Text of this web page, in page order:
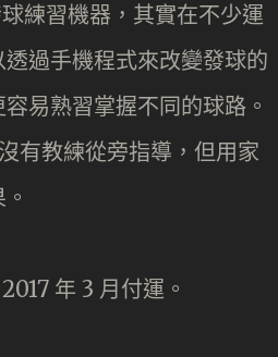
練習機器，其實在不少運
過手機程式來改變發球的
易熟習掌握不同的球路。
有教練從旁指導，但用家
年 3 月付運。